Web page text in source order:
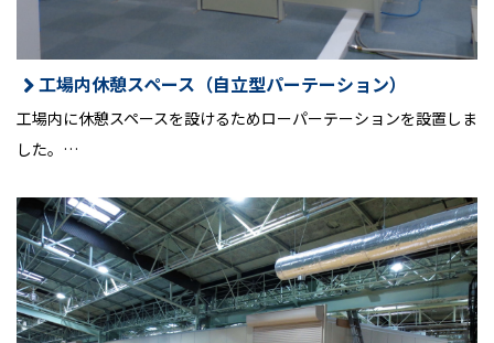
工場内休憩スペース（自立型パーテーション）
工場内に休憩スペースを設けるためローパーテーションを設置しま
した。…